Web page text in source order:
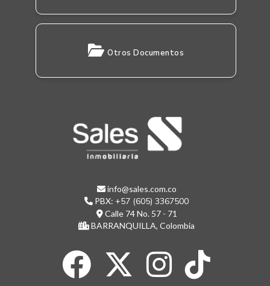
Otros Documentos
info@sales.com.co
PBX: +57 (605) 3367500
Calle 74 No. 57 - 71
BARRANQUILLA, Colombia